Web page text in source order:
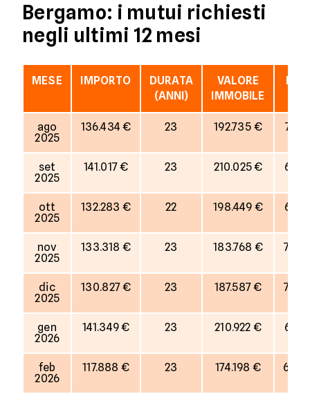
Bergamo: i mutui richiesti
negli ultimi 12 mesi
MESE IMPORTO
DURATA
(ANNI)
VALORE
IMMOBILE
LTV
ago
2025
136.434 € 23 192.735 € 71%
set
2025
141.017 € 23 210.025 € 67%
ott
2025
132.283 € 22 198.449 € 67%
nov
2025
133.318 € 23 183.768 € 73%
dic
2025
130.827 € 23 187.587 € 70%
gen
2026
141.349 € 23 210.922 € 67%
feb
2026
117.888 € 23 174.198 € 68%